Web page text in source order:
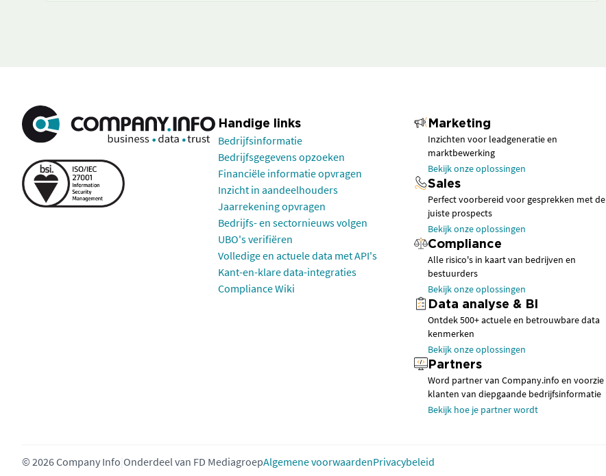
Handige links
Bedrijfsinformatie
Bedrijfsgegevens opzoeken
Financiële informatie opvragen
Inzicht in aandeelhouders
Jaarrekening opvragen
Bedrijfs- en sectornieuws volgen
UBO's verifiëren
Volledige en actuele data met API's
Kant-en-klare data-integraties
Compliance Wiki
Marketing
Inzichten voor leadgeneratie en
marktbewerking
Bekijk onze oplossingen
Sales
Perfect voorbereid voor gesprekken met de
juiste prospects
Bekijk onze oplossingen
Compliance
Alle risico's in kaart van bedrijven en
bestuurders
Bekijk onze oplossingen
Data analyse & BI
Ontdek 500+ actuele en betrouwbare data
kenmerken
Bekijk onze oplossingen
Partners
Word partner van Company.info en voorzie
klanten van diepgaande bedrijfsinformatie
Bekijk hoe je partner wordt
© 2026 Company Info Onderdeel van FD MediagroepAlgemene voorwaardenPrivacybeleid